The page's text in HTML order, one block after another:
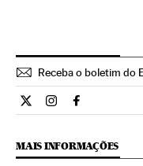
Receba o boletim do
Economia El País
Economia El
Economia
MAIS INFORMAÇÕES